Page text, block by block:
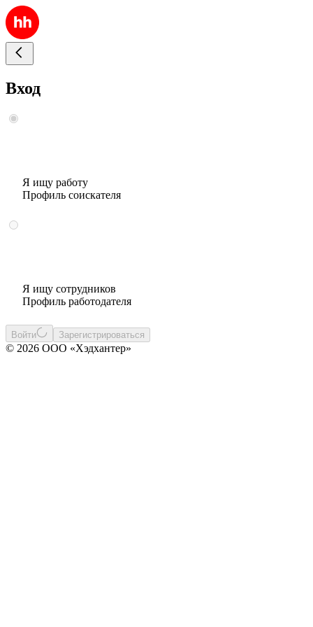
Вход
Я ищу работу
Профиль соискателя
Я ищу сотрудников
Профиль работодателя
Войти Зарегистрироваться
© 2026 ООО «Хэдхантер»